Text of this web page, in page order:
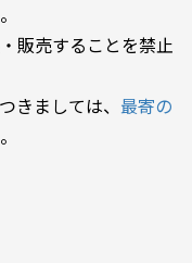
販売することを禁止
きましては、 最寄の